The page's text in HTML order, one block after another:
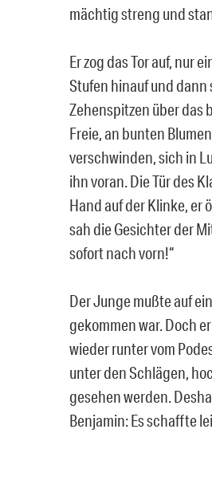
mächtig streng und
Er zog das Tor auf, nur
Stufen hinauf und dann
Zehenspitzen über das
Freie, an bunten
verschwinden, sich in
ihn voran. Die Tür des
Hand auf der Klinke, er
sah die Gesichter der
sofort nach vorn!“
Der Junge mußte auf
gekommen war. Doch
wieder runter vom
unter den Schlägen,
gesehen werden.
Benjamin: Es schaffte